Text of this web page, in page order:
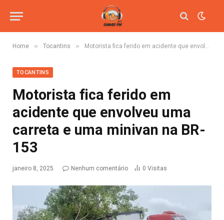
Home » Tocantins » Motorista fica ferido em acidente que envolveu uma carreta e uma minivan na BR-153
TOCANTINS
Motorista fica ferido em
acidente que envolveu uma
carreta e uma minivan na BR-
153
janeiro 8, 2025 Nenhum comentário 0 Visitas